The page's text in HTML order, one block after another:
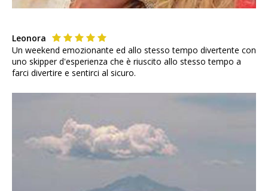
Leonora
Un weekend emozionante ed allo stesso tempo divertente con
uno skipper d'esperienza che è riuscito allo stesso tempo a
farci divertire e sentirci al sicuro.